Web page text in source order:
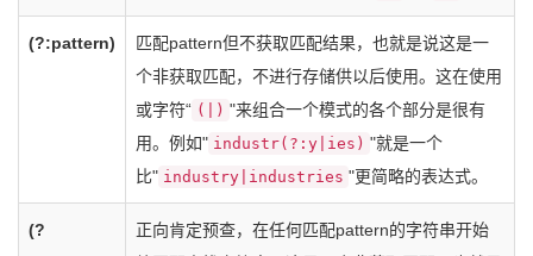
(?:pattern)
匹配pattern但不获取匹配结果，也就是说这是一
个非获取匹配，不进行存储供以后使用。这在使用
或字符“ (|) "来组合一个模式的各个部分是很有
用。例如" industr(?:y|ies) "就是一个
比" industry|industries "更简略的表达式。
(?
正向肯定预查，在任何匹配pattern的字符串开始